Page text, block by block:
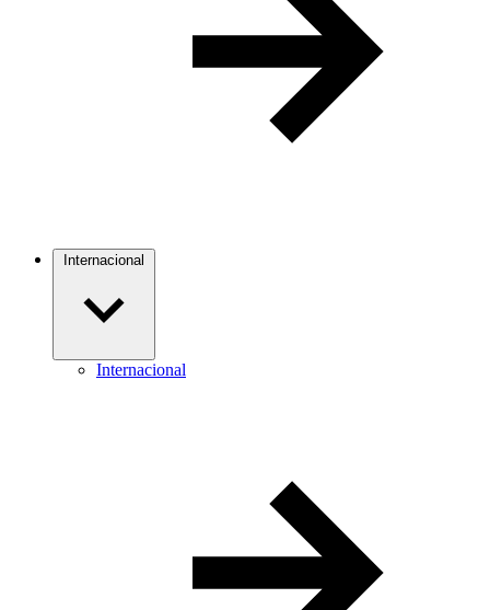
Internacional
Internacional